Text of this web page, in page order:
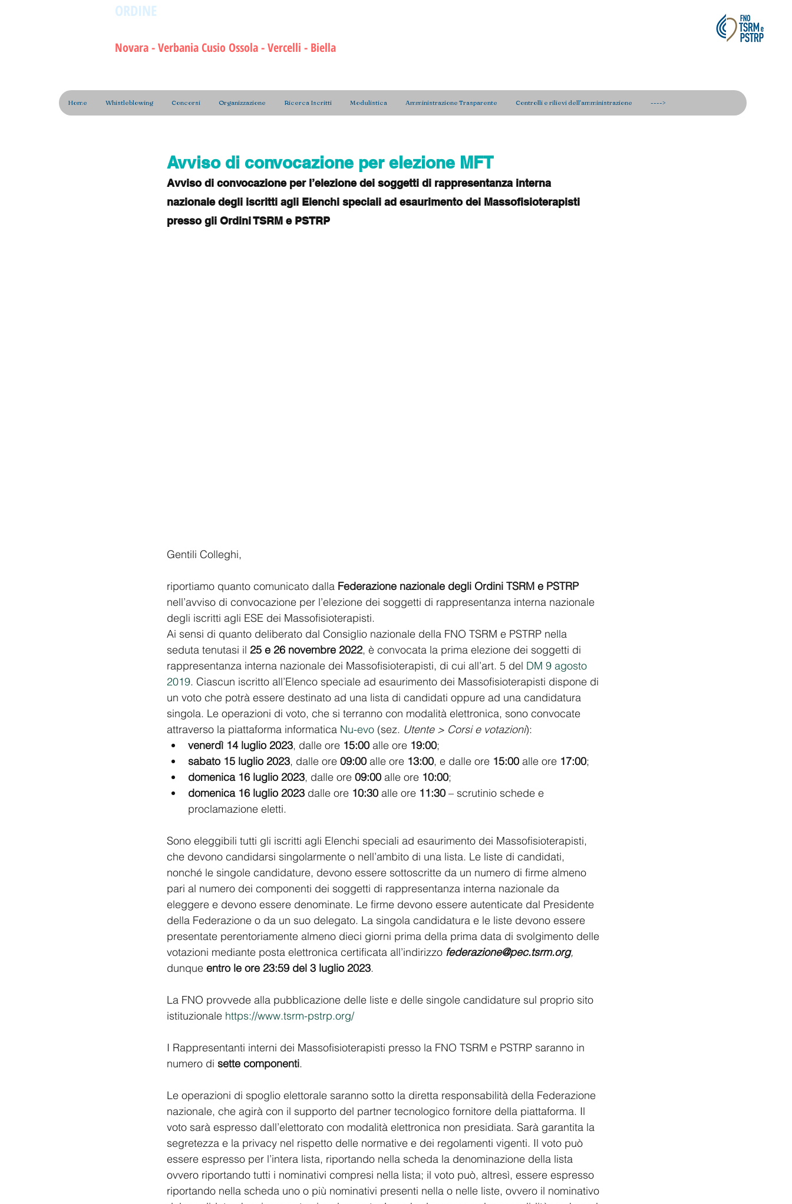
ORDINE
Novara - Verbania Cusio Ossola - Vercelli - Biella
Home Whistleblowing Concorsi Organizzazione Ricerca Iscritti Modulistica Amministrazione Trasparente Controlli e rilievi dell'amministrazione ---->
Avviso di convocazione per elezione MFT
Avviso di convocazione per l’elezione dei soggetti di rappresentanza interna
nazionale degli iscritti agli Elenchi speciali ad esaurimento dei Massofisioterapisti
presso gli Ordini TSRM e PSTRP
Gentili Colleghi,
riportiamo quanto comunicato dalla Federazione nazionale degli Ordini TSRM e PSTRP
nell’avviso di convocazione per l’elezione dei soggetti di rappresentanza interna nazionale
degli iscritti agli ESE dei Massofisioterapisti.
Ai sensi di quanto deliberato dal Consiglio nazionale della FNO TSRM e PSTRP nella
seduta tenutasi il 25 e 26 novembre 2022, è convocata la prima elezione dei soggetti di
rappresentanza interna nazionale dei Massofisioterapisti, di cui all’art. 5 del DM 9 agosto
2019. Ciascun iscritto all’Elenco speciale ad esaurimento dei Massofisioterapisti dispone di
un voto che potrà essere destinato ad una lista di candidati oppure ad una candidatura
singola. Le operazioni di voto, che si terranno con modalità elettronica, sono convocate
attraverso la piattaforma informatica Nu-evo (sez. Utente > Corsi e votazioni):
venerdì 14 luglio 2023, dalle ore 15:00 alle ore 19:00;
sabato 15 luglio 2023, dalle ore 09:00 alle ore 13:00, e dalle ore 15:00 alle ore 17:00;
domenica 16 luglio 2023, dalle ore 09:00 alle ore 10:00;
domenica 16 luglio 2023 dalle ore 10:30 alle ore 11:30 – scrutinio schede e
proclamazione eletti.
Sono eleggibili tutti gli iscritti agli Elenchi speciali ad esaurimento dei Massofisioterapisti,
che devono candidarsi singolarmente o nell’ambito di una lista. Le liste di candidati,
nonché le singole candidature, devono essere sottoscritte da un numero di firme almeno
pari al numero dei componenti dei soggetti di rappresentanza interna nazionale da
eleggere e devono essere denominate. Le firme devono essere autenticate dal Presidente
della Federazione o da un suo delegato. La singola candidatura e le liste devono essere
presentate perentoriamente almeno dieci giorni prima della prima data di svolgimento delle
votazioni mediante posta elettronica certificata all’indirizzo federazione@pec.tsrm.org,
dunque entro le ore 23:59 del 3 luglio 2023.
La FNO provvede alla pubblicazione delle liste e delle singole candidature sul proprio sito
istituzionale https://www.tsrm-pstrp.org/
I Rappresentanti interni dei Massofisioterapisti presso la FNO TSRM e PSTRP saranno in
numero di sette componenti.
Le operazioni di spoglio elettorale saranno sotto la diretta responsabilità della Federazione
nazionale, che agirà con il supporto del partner tecnologico fornitore della piattaforma. Il
voto sarà espresso dall’elettorato con modalità elettronica non presidiata. Sarà garantita la
segretezza e la privacy nel rispetto delle normative e dei regolamenti vigenti. Il voto può
essere espresso per l’intera lista, riportando nella scheda la denominazione della lista
ovvero riportando tutti i nominativi compresi nella lista; il voto può, altresì, essere espresso
riportando nella scheda uno o più nominativi presenti nella o nelle liste, ovvero il nominativo